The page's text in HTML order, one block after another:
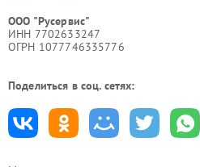
ООО "Русервис"
ИНН 7702633247
ОГРН 1077746335776
Поделиться в соц. сетях: